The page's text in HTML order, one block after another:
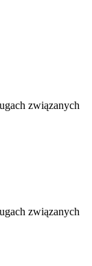
związanych
związanych